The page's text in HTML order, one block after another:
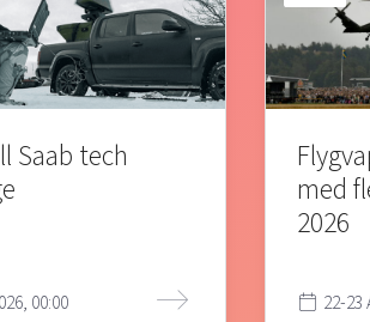
Saab tech
00:00
med
2026
22-23